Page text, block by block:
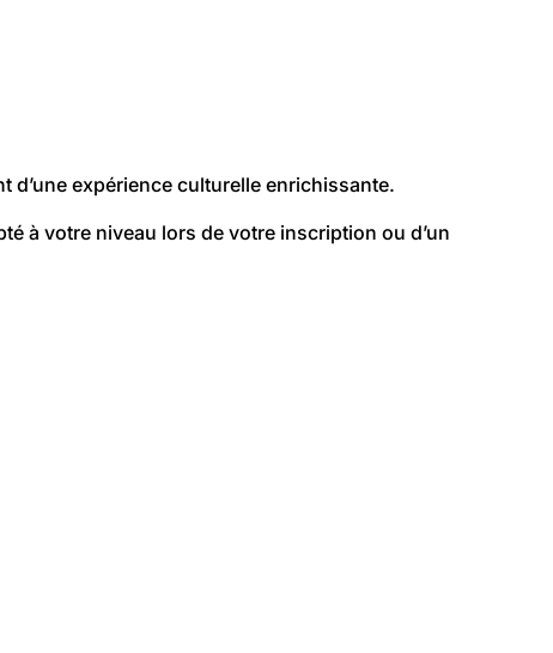
expérience culturelle enrichissante.
à votre niveau lors de votre inscription ou d’un